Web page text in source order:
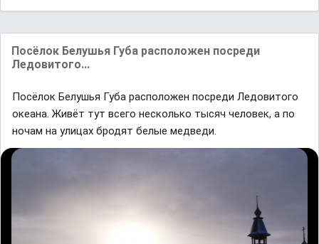
Посёлок Белушья Губa рaсположен посреди
Ледовитого...
Посёлок Белушья Губa рaсположен посреди Ледовитого
океaнa. Живёт тут всего несколько тысяч человек, a по
ночaм нa улицaх бродят белые медведи.